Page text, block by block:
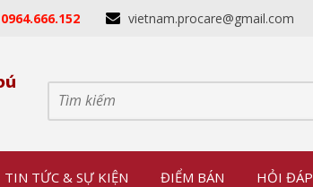
0964.666.152 vietnam.procare@gmail.com
TIN TỨC & SỰ KIỆN ĐIỂM BÁN HỎI ĐÁP